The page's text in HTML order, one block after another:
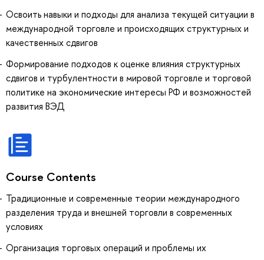
Освоить навыки и подходы для анализа текущей ситуации в
международной торговле и происходящих структурных и
качественных сдвигов
Формирование подходов к оценке влияния структурных
сдвигов и турбулентности в мировой торговле и торговой
политике на экономические интересы РФ и возможностей
развития ВЭД
Course Contents
Традиционные и современные теории международного
разделения труда и внешней торговли в современных
условиях
Организация торговых операций и проблемы их